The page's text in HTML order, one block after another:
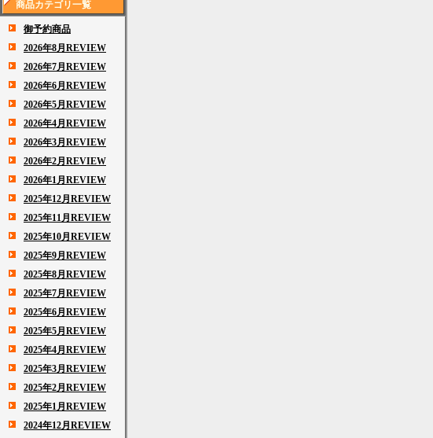
商品カテゴリ一覧
御予約商品
2026年8月REVIEW
2026年7月REVIEW
2026年6月REVIEW
2026年5月REVIEW
2026年4月REVIEW
2026年3月REVIEW
2026年2月REVIEW
2026年1月REVIEW
2025年12月REVIEW
2025年11月REVIEW
2025年10月REVIEW
2025年9月REVIEW
2025年8月REVIEW
2025年7月REVIEW
2025年6月REVIEW
2025年5月REVIEW
2025年4月REVIEW
2025年3月REVIEW
2025年2月REVIEW
2025年1月REVIEW
2024年12月REVIEW